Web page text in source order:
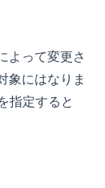
よって変更さ
象にはなりま
指定すると